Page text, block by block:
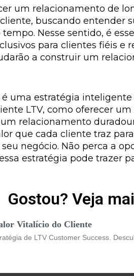
um relacionamento de
buscando entender
Nesse sentido, é
para clientes fiéis
a construir um
uma estratégia
LTV, como oferecer
relacionamento
que cada cliente traz
negócio. Não perca a
estratégia pode trazer
Gostou? Veja
Vitalício do Cliente
de LTV Customer Success.